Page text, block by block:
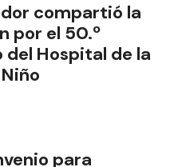
compartió la
por el 50.º
del Hospital de la
para